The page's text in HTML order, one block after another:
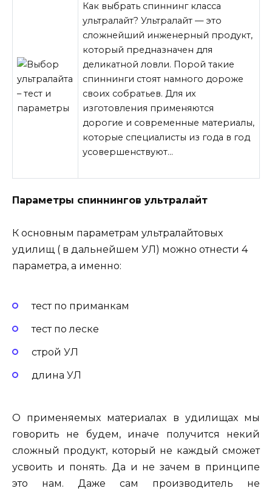
Как выбрать спиннинг класса
ультралайт? Ультралайт — это
сложнейший инженерный продукт,
который предназначен для
деликатной ловли. Порой такие
спиннинги стоят намного дороже
своих собратьев. Для их
изготовления применяются
дорогие и современные материалы,
которые специалисты из года в год
усовершенствуют…
Параметры спиннингов ультралайт
К основным параметрам ультралайтовых
удилищ ( в дальнейшем УЛ) можно отнести 4
параметра, а именно:
тест по приманкам
тест по леске
строй УЛ
длина УЛ
О применяемых материалах в удилищах мы
говорить не будем, иначе получится некий
сложный продукт, который не каждый сможет
усвоить и понять. Да и не зачем в принципе
это нам. Даже сам производитель не